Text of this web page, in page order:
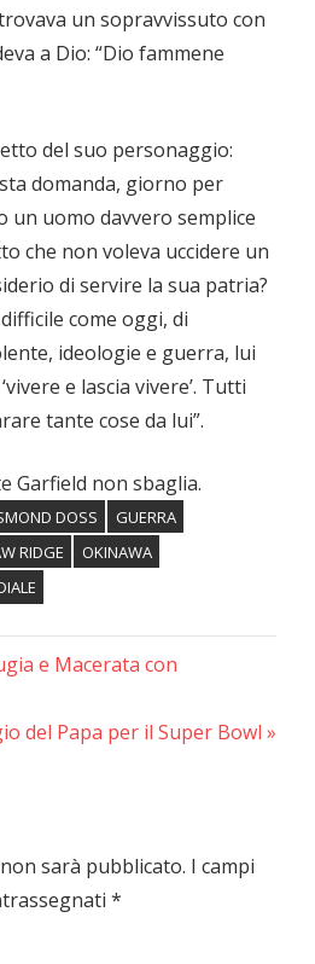
un sopravvissuto con
a Dio: “Dio fammene
del suo personaggio:
domanda, giorno per
un uomo davvero semplice
che non voleva uccidere un
di servire la sua patria?
come oggi, di
ideologie e guerra, lui
e lascia vivere’. Tutti
tante cose da lui”.
Garfield non sbaglia.
DOSS
GUERRA
RIDGE
OKINAWA
e Macerata con
del Papa per il Super Bowl
sarà pubblicato. I campi
*